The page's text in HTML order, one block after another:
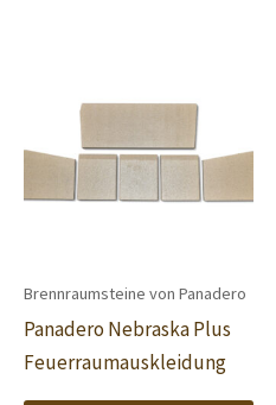
Brennraumsteine von Panadero
Panadero Nebraska Plus
Feuerraumauskleidung